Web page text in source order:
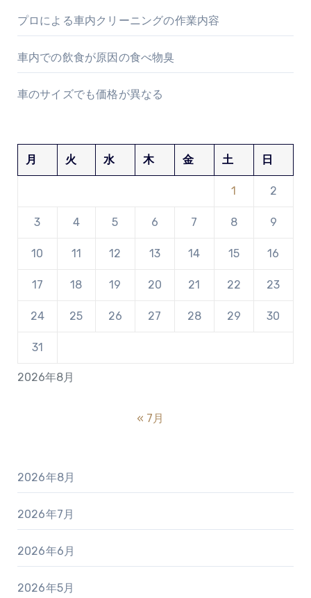
プロによる車内クリーニングの作業内容
車内での飲食が原因の食べ物臭
車のサイズでも価格が異なる
2026年8月
月 火 水 木 金 土 日
1 2
3 4 5 6 7 8 9
10 11 12 13 14 15 16
17 18 19 20 21 22 23
24 25 26 27 28 29 30
31
« 7月
2026年8月
2026年7月
2026年6月
2026年5月